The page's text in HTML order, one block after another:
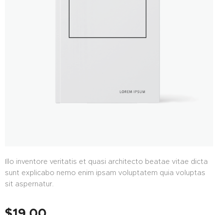
Illo inventore veritatis et quasi architecto beatae vitae dicta
sunt explicabo nemo enim ipsam voluptatem quia voluptas
sit aspernatur.